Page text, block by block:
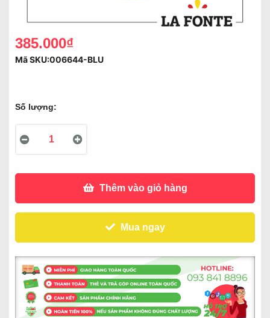
385.000₫
Mã SKU:006644-BLU
Số lượng:
Thêm vào giỏ hàng
Mua ngay